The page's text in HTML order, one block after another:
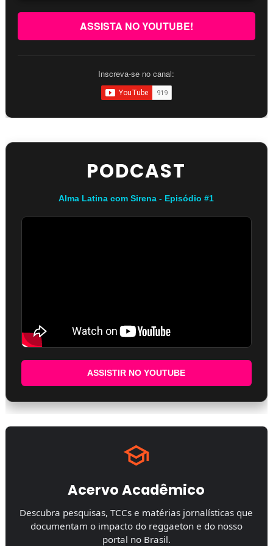
ASSISTA NO YOUTUBE!
Inscreva-se no canal:
PODCAST
Alma Latina com Sirena - Episódio #1
ASSISTIR NO YOUTUBE
Acervo Acadêmico
Descubra pesquisas, TCCs e matérias jornalísticas que
documentam o impacto do reggaeton e do nosso
portal no Brasil.